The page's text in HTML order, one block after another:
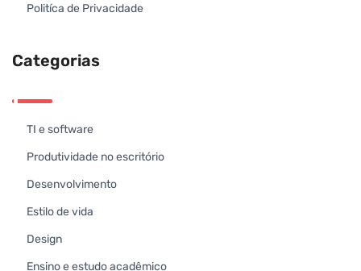
Politíca de Privacidade
Categorias
TI e software
Produtividade no escritório
Desenvolvimento
Estilo de vida
Design
Ensino e estudo acadêmico